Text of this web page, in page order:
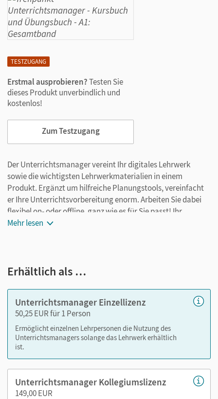
TESTZUGANG
Erstmal ausprobieren?Testen Sie
dieses Produkt unverbindlich und
kostenlos!
Zum Testzugang
Der Unterrichtsmanager vereint Ihr digitales Lehrwerk
sowie die wichtigsten Lehrwerkmaterialien in einem
Produkt. Ergänzt um hilfreiche Planungstools, vereinfacht
er Ihre Unterrichtsvorbereitung enorm. Arbeiten Sie dabei
flexibel on- oder offline, ganz wie es für Sie passt! Ihr
Unterrichtsmanager enthält:
Handreichungen
Lösungen
Transkripte
Hinweis: Mit dem Einlösen des Codes werden in Ihrer E-
Bibliothek zwei einzelne Titel freigeschaltet: Der
Unterrichtsmanager für das Kursbuch sowie der für das
Übungsbuch.
Mehr lesen
Erhältlich als …
Unterrichtsmanager Einzellizenz
50,25 EUR für 1 Person
Ermöglicht einzelnen Lehrpersonen die Nutzung des
Unterrichtsmanagers solange das Lehrwerk erhältlich
ist.
Unterrichtsmanager Kollegiumslizenz
149,00 EUR